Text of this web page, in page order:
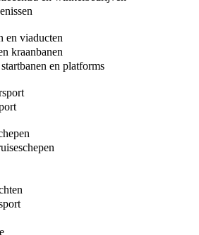
en viaducten
kraanbanen
en platforms